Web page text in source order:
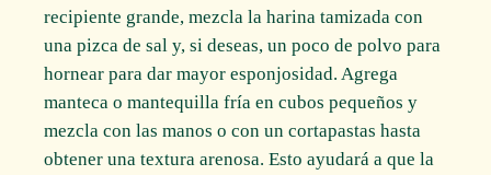
recipiente grande, mezcla la harina tamizada con
una pizca de sal y, si deseas, un poco de polvo para
hornear para dar mayor esponjosidad. Agrega
manteca o mantequilla fría en cubos pequeños y
mezcla con las manos o con un cortapastas hasta
obtener una textura arenosa. Esto ayudará a que la